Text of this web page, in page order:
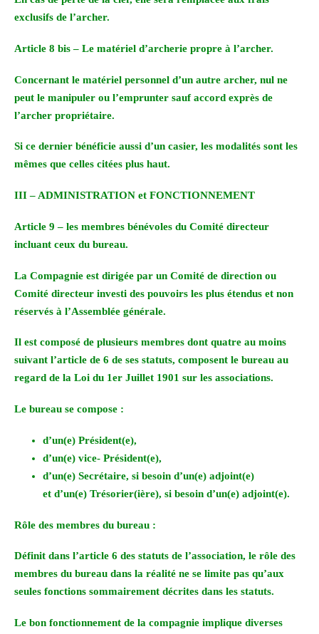
exclusifs de l’archer.
Article 8 bis – Le matériel d’archerie propre à l’archer.
Concernant le matériel personnel d’un autre archer, nul ne
peut le manipuler ou l’emprunter sauf accord exprès de
l’archer propriétaire.
Si ce dernier bénéficie aussi d’un casier, les modalités sont les
mêmes que celles citées plus haut.
III – ADMINISTRATION et FONCTIONNEMENT
Article 9 – les membres bénévoles du Comité directeur
incluant ceux du bureau.
La Compagnie est dirigée par un Comité de direction ou
Comité directeur investi des pouvoirs les plus étendus et non
réservés à l’Assemblée générale.
Il est composé de plusieurs membres dont quatre au moins
suivant l’article de 6 de ses statuts, composent le bureau au
regard de la Loi du 1er Juillet 1901 sur les associations.
Le bureau se compose :
d’un(e) Président(e),
d’un(e) vice- Président(e),
d’un(e) Secrétaire, si besoin d’un(e) adjoint(e)
et d’un(e) Trésorier(ière), si besoin d’un(e) adjoint(e).
Rôle des membres du bureau :
Définit dans l’article 6 des statuts de l’association, le rôle des
membres du bureau dans la réalité ne se limite pas qu’aux
seules fonctions sommairement décrites dans les statuts.
Le bon fonctionnement de la compagnie implique diverses